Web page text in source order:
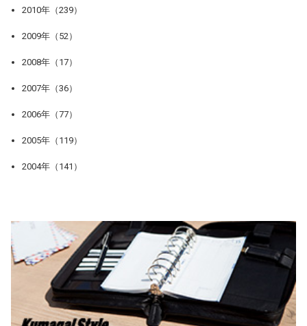
2010年（239）
2009年（52）
2008年（17）
2007年（36）
2006年（77）
2005年（119）
2004年（141）